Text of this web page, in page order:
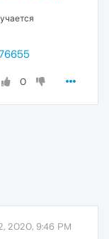
0
2020, 9:46 PM